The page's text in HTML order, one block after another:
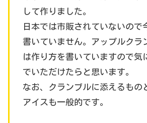
して作りました。
日本では市販されていないので
書いていません。アップルクラ
は作り方を書いていますので気
でいただけたらと思います。
なお、クランブルに添えるもの
アイスも一般的です。